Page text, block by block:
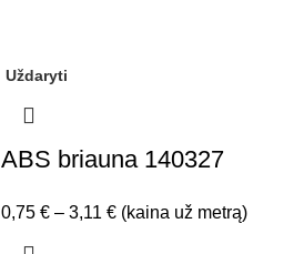
Uždaryti
ABS briauna 140327
0,75 € – 3,11 €Price
(kaina už metrą)